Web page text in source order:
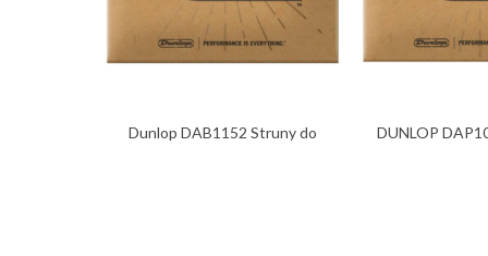
Dunlop DAB1152 Struny do
DUNLOP